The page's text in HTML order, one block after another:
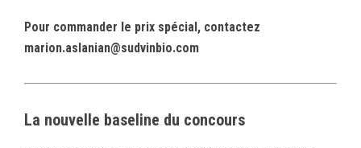
Pour commander le prix spécial, contactez
marion.aslanian@sudvinbio.com
La nouvelle baseline du concours